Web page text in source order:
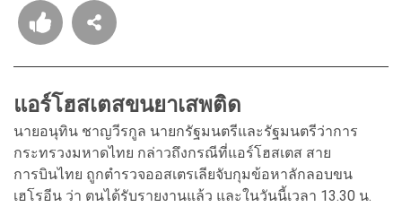
แอร์โฮสเตสขนยาเสพติด
นายอนุทิน ชาญวีรกูล นายกรัฐมนตรีและรัฐมนตรีว่าการ
กระทรวงมหาดไทย กล่าวถึงกรณีที่แอร์โฮสเตส สาย
การบินไทย ถูกตำรวจออสเตรเลียจับกุมข้อหาลักลอบขน
เฮโรอีน ว่า ตนได้รับรายงานแล้ว และในวันนี้เวลา 13.30 น.